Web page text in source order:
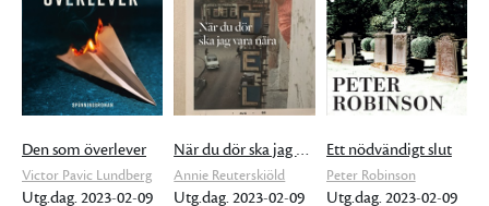
Den som överlever
Victor Pavic Lundberg
Utg.dag. 2023-02-09
När du dör ska jag vara nära
Annie Reuterskiöld
Utg.dag. 2023-02-09
Ett nödvändigt slut
Peter Robinson
Utg.dag. 2023-02-09